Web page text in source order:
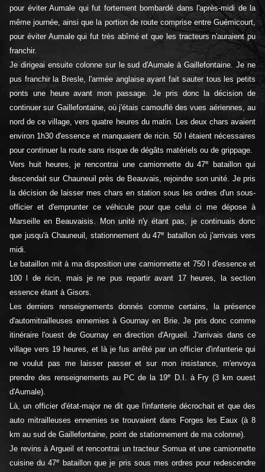
pour éviter Aumale qui fut fortement bombardé dans l'après-midi de la
même journée, ainsi que la portion de route comprise entre Guémicourt,
pour éviter Aumale qui fut très abîmé et que les tracteurs n'auraient pu
franchir.
Je dirigeai ensuite colonne sur le sud d'Aumale à Gaillefontaine. Je ne
pus franchir la Bresle, l'armée anglaise ayant fait sauter tous les petits
ponts une heure avant mon passage. Je pris donc la décision de
continuer sur Gaillefontaine, où j'étais camouflé des vues aériennes, au
nord de ce village, vers quatre heures du matin. Les deux chars avaient
environ 1h30 d'essence et manquaient de ricin. 50 l étaient nécessaires
pour continuer la route sans risque de dégâts matériels ou de grippage.
Vers huit heures, je rencontrai une camionnette du 47e
bataillon qui
descendait sur Chauneuil près de Beauvais, rejoindre son unité. Je pris
la décision de laisser mes chars en station sous les ordres d'un sous-
officier et d'emprunter ce véhicule pour que celui ci me dépose à
Marseille en Beauvaisis. Mon unité n'y étant pas, je continuais donc
que jusqu'à Chauneuil, stationnement du 47e
bataillon où j'arrivais vers
midi.
Le bataillon mit à ma disposition une camionnette et 750 l d'essence et
100 l de ricin, mais je ne pus repartir avant 17 heures, la section
essence étant à Gisors.
Les derniers renseignements donnés comme certains, la présence
d'automitrailleuses ennemies à Gournay en Brie. Je pris donc comme
itinéraire l'ouest de Gournay en direction d'Argueil. J'arrivais dans ce
village vers 19 heures, et là je fus arrêté par un officier d'infanterie qui
ne voulut pas me laisser passer et sur mon insistance, m'envoya
prendre des renseignements au PC de la 19e
D.I. à Fry (3 km ouest
d'Aumale).
Là, un officier d'état-major ne dit que l'infanterie décrochait et que des
auto mitrailleuses ennemies se trouvaient dans Forges les Eaux (à 8
km au sud de Gaillefontaine, point de stationnement de ma colonne).
Je revins à Argueil et rencontrai un tracteur Somua et une camionnette
cuisine du 47e
bataillon que je pris sous mes ordres pour redescendre